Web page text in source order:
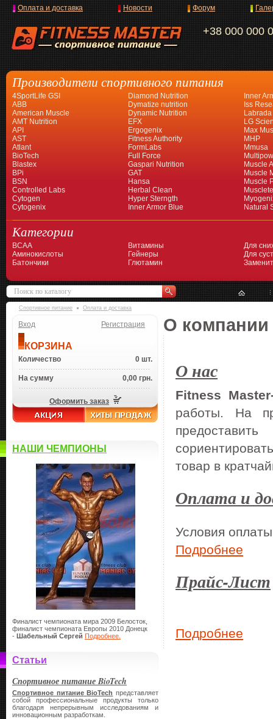
+38 000 000
Оплата и доставка Новости Форум
Производители спортивного питания
4SportLife GSI
ABB
American Muscle
AMT Nutrition
API
AST
Atlant
BioTech
Blastex
BPi
BSN
Controlled Labs
Cytogen
Cytogenix
Diamond Nutrition
Dymatize nutrition
Dynamic Nutrition
EFX
Ergogenix
Fitness Authority
FormLabs
Full Force
Gaspari Nutrition
GAT
Hansa
Herbal Clean
Hyper Sterngth
Inner Armor Blue
Inner
Iss
Labrada
LG
Max
MHP
Mmusa
Muscle
Muscle
Muscle
Natural
Категории
BCAA
Аминокислоты
Батончики
Витамины
Гейнеры
Глютамин
Для
Для
Спортивное питание Оплата и доставка
Вход Регистрация
КОРЗИНА
Количество 0 шт.
На сумму 0,00 грн.
Оформить заказ
НАШИ ЧЕМПИОНЫ
Финалист чемпионата мира 2009 Белосток,
финалист чемпионата Европы 2010 Донецк
- Шабельный Сергей Подробнее.
Статьи
Спортивное питание BioTech
Спортивное питание BioTech представляет
собой профессиональные продукты только
благодаря непрерывным исследованиям и
инновационным разработкам.
О компании
О нас
Fitness
работы. На
товар в
Оплата и
Условия
Подробнее
Прайс-Лист
Подробнее